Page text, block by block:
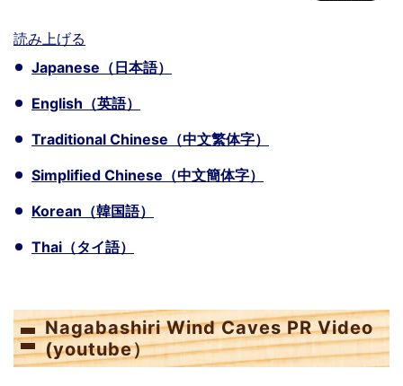
読み上げる
Japanese（日本語）
English（英語）
Traditional Chinese（中文繁体字）
Simplified Chinese（中文簡体字）
Korean（韓国語）
Thai（タイ語）
Nagabashiri Wind Caves PR Video
(youtube）